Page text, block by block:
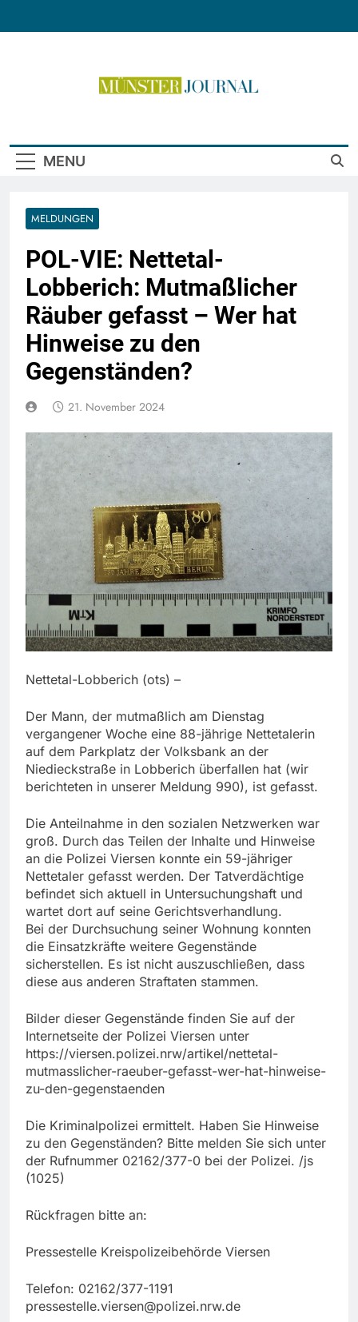
MENU
MELDUNGEN
POL-VIE: Nettetal-
Lobberich: Mutmaßlicher
Räuber gefasst – Wer hat
Hinweise zu den
Gegenständen?
21. November 2024
Nettetal-Lobberich (ots) –
Der Mann, der mutmaßlich am Dienstag
vergangener Woche eine 88-jährige Nettetalerin
auf dem Parkplatz der Volksbank an der
Niedieckstraße in Lobberich überfallen hat (wir
berichteten in unserer Meldung 990), ist gefasst.
Die Anteilnahme in den sozialen Netzwerken war
groß. Durch das Teilen der Inhalte und Hinweise
an die Polizei Viersen konnte ein 59-jähriger
Nettetaler gefasst werden. Der Tatverdächtige
befindet sich aktuell in Untersuchungshaft und
wartet dort auf seine Gerichtsverhandlung.
Bei der Durchsuchung seiner Wohnung konnten
die Einsatzkräfte weitere Gegenstände
sicherstellen. Es ist nicht auszuschließen, dass
diese aus anderen Straftaten stammen.
Bilder dieser Gegenstände finden Sie auf der
Internetseite der Polizei Viersen unter
https://viersen.polizei.nrw/artikel/nettetal-
mutmasslicher-raeuber-gefasst-wer-hat-hinweise-
zu-den-gegenstaenden
Die Kriminalpolizei ermittelt. Haben Sie Hinweise
zu den Gegenständen? Bitte melden Sie sich unter
der Rufnummer 02162/377-0 bei der Polizei. /js
(1025)
Rückfragen bitte an:
Pressestelle Kreispolizeibehörde Viersen
Telefon: 02162/377-1191
pressestelle.viersen@polizei.nrw.de